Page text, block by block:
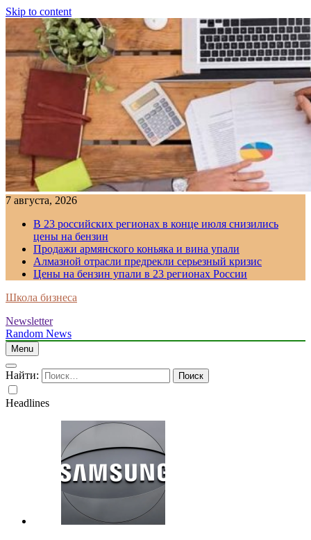
Skip to content
7 августа, 2026
В 23 российских регионах в конце июля снизились
цены на бензин
Продажи армянского коньяка и вина упали
Алмазной отрасли предрекли серьезный кризис
Цены на бензин упали в 23 регионах России
Школа бизнеса
Newsletter
Random News
Menu
Найти:
Headlines